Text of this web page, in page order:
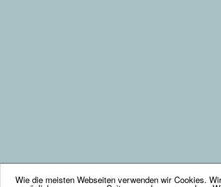
Wie die meisten Webseiten verwenden wir Cookies.